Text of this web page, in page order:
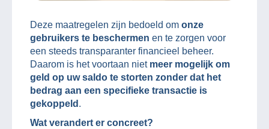
Deze maatregelen zijn bedoeld om onze
gebruikers te beschermen en te zorgen voor
een steeds transparanter financieel beheer.
Daarom is het voortaan niet meer mogelijk om
geld op uw saldo te storten zonder dat het
bedrag aan een specifieke transactie is
gekoppeld .
Wat verandert er concreet?